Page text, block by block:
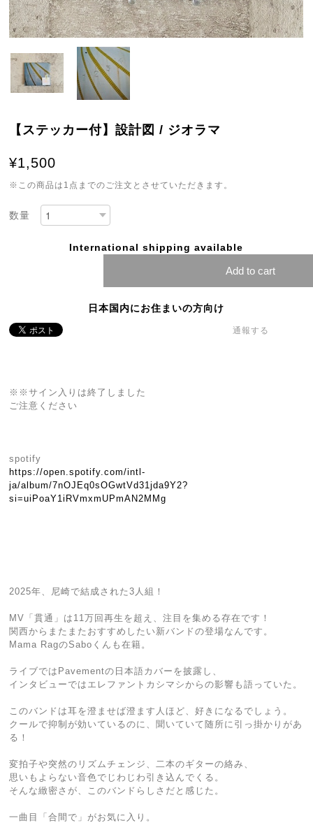
【ステッカー付】設計図 / ジオラマ
¥1,500
※この商品は1点までのご注文とさせていただきます。
数量
International shipping available
Add to cart
日本国内にお住まいの方向け
通報する
※※サイン入りは終了しました
ご注意ください
spotify
https://open.spotify.com/intl-
ja/album/7nOJEq0sOGwtVd31jda9Y2?
si=uiPoaY1iRVmxmUPmAN2MMg
2025年、尼崎で結成された3人組！
MV「貫通」は11万回再生を超え、注目を集める存在です！
関西からまたまたおすすめしたい新バンドの登場なんです。
Mama RagのSaboくんも在籍。
ライブではPavementの日本語カバーを披露し、
インタビューではエレファントカシマシからの影響も語っていた。
このバンドは耳を澄ませば澄ます人ほど、好きになるでしょう。
クールで抑制が効いているのに、聞いていて随所に引っ掛かりがあ
る！
変拍子や突然のリズムチェンジ、二本のギターの絡み、
思いもよらない音色でじわじわ引き込んでくる。
そんな緻密さが、このバンドらしさだと感じた。
一曲目「合間で」がお気に入り。